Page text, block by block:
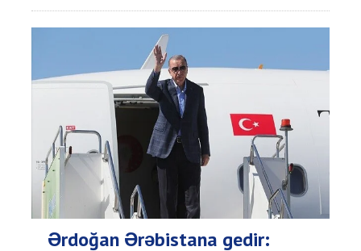
Ərdoğan Ərəbistana gedir: